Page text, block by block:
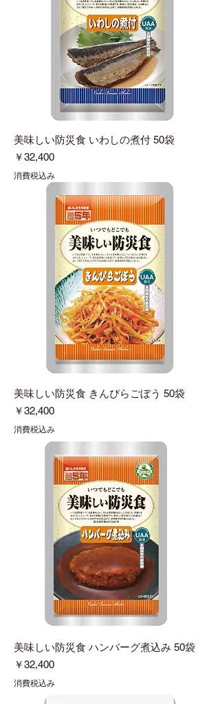
美味しい防災食 いわしの煮付 50袋
価格
￥32,400
消費税込み
美味しい防災食 きんぴらごぼう 50袋
価格
￥32,400
消費税込み
美味しい防災食 ハンバーグ煮込み 50袋
価格
￥32,400
消費税込み